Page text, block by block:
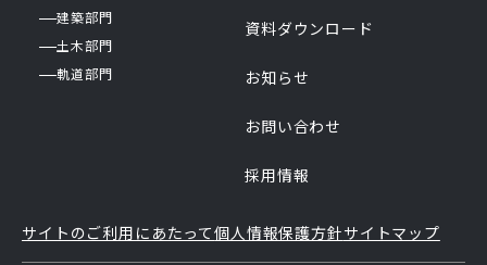
建築部門
土木部門
軌道部門
資料ダウンロード
お知らせ
お問い合わせ
採用情報
サイトのご利用にあたって個人情報保護方針サイトマップ